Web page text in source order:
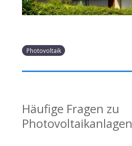
Photovoltaik
Häufige Fragen zu
Photovoltaikanlagen